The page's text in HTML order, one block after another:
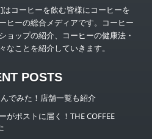
コーヒーを飲む皆様にコーヒーを
ヒーの総合メディアです。コーヒー
ョップの紹介、コーヒーの健康法・
なことを紹介していきます。
POSTS
でみた！店舗一覧も紹介
ポストに届く！THE COFFEE